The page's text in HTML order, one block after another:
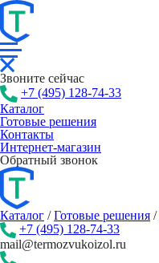
Звоните сейчас
+7 (495) 128-74-33
Каталог
Готовые решения
Контакты
Интернет-магазин
Обратный звонок
Каталог / Готовые решения /
+7 (495) 128-74-33
mail@termozvukoizol.ru